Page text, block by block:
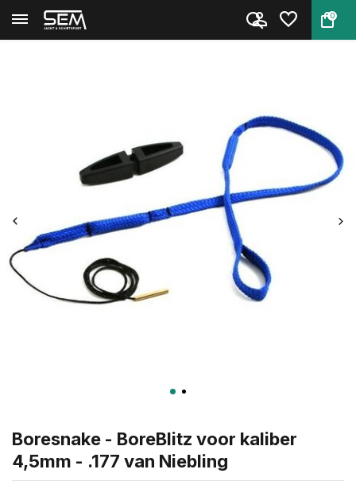
0
Terug Home Boresnake - BoreBlitz voor kal...
Boresnake - BoreBlitz voor kaliber
4,5mm - .177 van Niebling